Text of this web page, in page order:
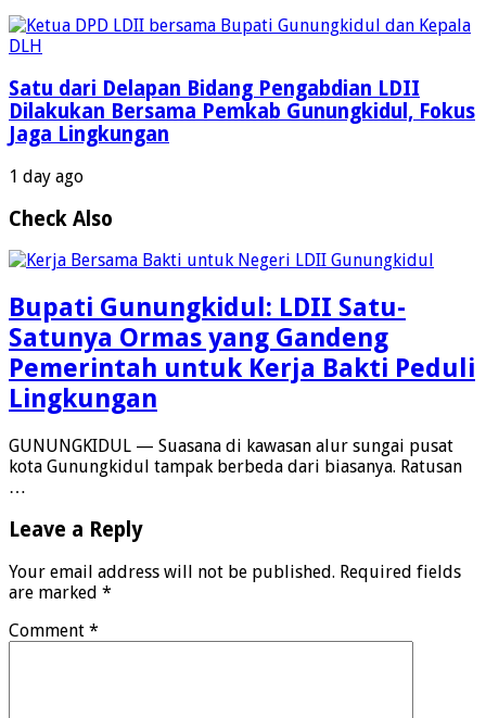
Satu dari Delapan Bidang Pengabdian LDII
Dilakukan Bersama Pemkab Gunungkidul, Fokus
Jaga Lingkungan
1 day ago
Check Also
Bupati Gunungkidul: LDII Satu-
Satunya Ormas yang Gandeng
Pemerintah untuk Kerja Bakti Peduli
Lingkungan
GUNUNGKIDUL — Suasana di kawasan alur sungai pusat
kota Gunungkidul tampak berbeda dari biasanya. Ratusan
…
Leave a Reply
Your email address will not be published. Required fields
are marked *
Comment *